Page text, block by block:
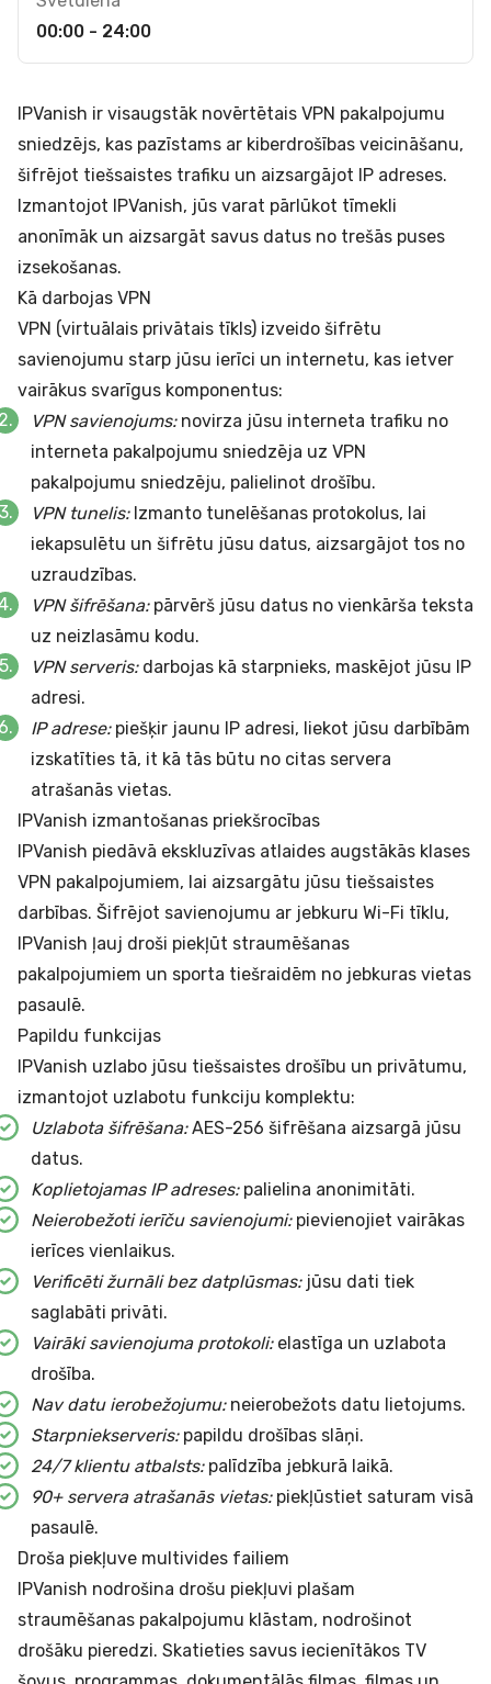
00:00 - 24:00
IPVanish ir visaugstāk novērtētais VPN pakalpojumu
sniedzējs, kas pazīstams ar kiberdrošības veicināšanu,
šifrējot tiešsaistes trafiku un aizsargājot IP adreses.
Izmantojot IPVanish, jūs varat pārlūkot tīmekli
anonīmāk un aizsargāt savus datus no trešās puses
izsekošanas.
Kā darbojas VPN
VPN (virtuālais privātais tīkls) izveido šifrētu
savienojumu starp jūsu ierīci un internetu, kas ietver
vairākus svarīgus komponentus:
VPN savienojums:novirza jūsu interneta trafiku no
interneta pakalpojumu sniedzēja uz VPN
pakalpojumu sniedzēju, palielinot drošību.
VPN tunelis: Izmanto tunelēšanas protokolus, lai
iekapsulētu un šifrētu jūsu datus, aizsargājot tos no
uzraudzības.
VPN šifrēšana:pārvērš jūsu datus no vienkārša teksta
uz neizlasāmu kodu.
VPN serveris:darbojas kā starpnieks, maskējot jūsu IP
adresi.
IP adrese: piešķir jaunu IP adresi, liekot jūsu darbībām
izskatīties tā, it kā tās būtu no citas servera
atrašanās vietas.
IPVanish izmantošanas priekšrocības
IPVanish piedāvā ekskluzīvas atlaides augstākās klases
VPN pakalpojumiem, lai aizsargātu jūsu tiešsaistes
darbības. Šifrējot savienojumu ar jebkuru Wi-Fi tīklu,
IPVanish ļauj droši piekļūt straumēšanas
pakalpojumiem un sporta tiešraidēm no jebkuras vietas
pasaulē.
Papildu funkcijas
IPVanish uzlabo jūsu tiešsaistes drošību un privātumu,
izmantojot uzlabotu funkciju komplektu:
Uzlabota šifrēšana:AES-256 šifrēšana aizsargā jūsu
datus.
Koplietojamas IP adreses:palielina anonimitāti.
Neierobežoti ierīču savienojumi: pievienojiet vairākas
ierīces vienlaikus.
Verificēti žurnāli bez datplūsmas:jūsu dati tiek
saglabāti privāti.
Vairāki savienojuma protokoli: elastīga un uzlabota
drošība.
Nav datu ierobežojumu:neierobežots datu lietojums.
Starpniekserveris:papildu drošības slāņi.
24/7 klientu atbalsts: palīdzība jebkurā laikā.
90+ servera atrašanās vietas:piekļūstiet saturam visā
pasaulē.
Droša piekļuve multivides failiem
IPVanish nodrošina drošu piekļuvi plašam
straumēšanas pakalpojumu klāstam, nodrošinot
drošāku pieredzi. Skatieties savus iecienītākos TV